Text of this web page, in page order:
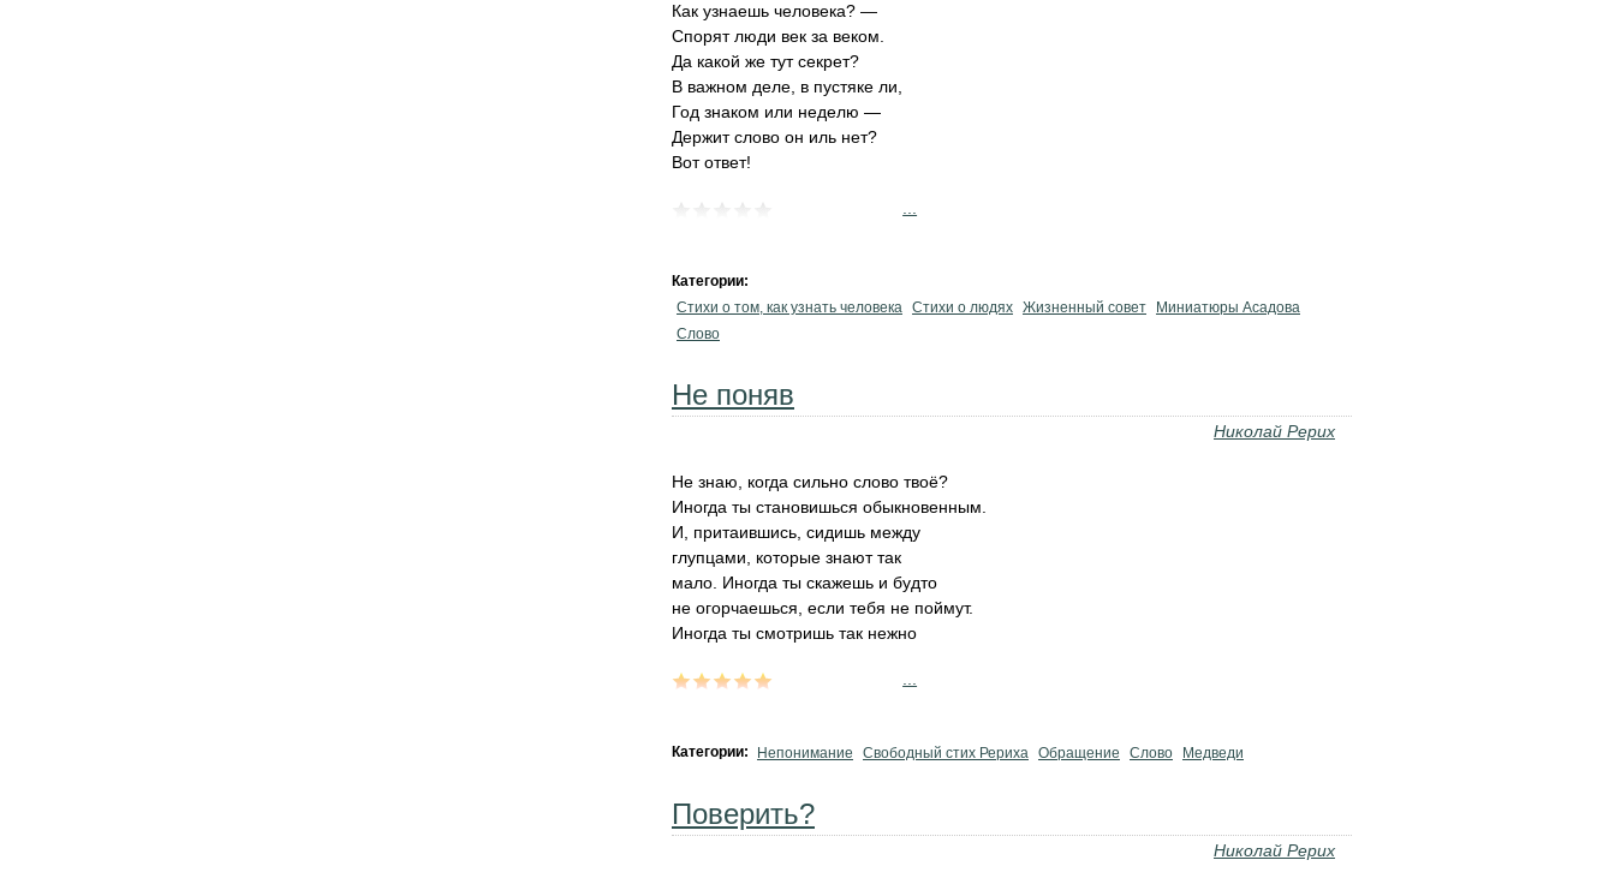
Как узнаешь человека? —
Спорят люди век за веком.
Да какой же тут секрет?
В важном деле, в пустяке ли,
Год знаком или неделю —
Держит слово он иль нет?
Вот ответ!
Категории:
Стихи о том, как узнать человека Стихи о людях Жизненный совет
Миниатюры Асадова
Слово
Не поняв
Николай Рерих
Не знаю, когда сильно слово твоё?
Иногда ты становишься обыкновенным.
И, притаившись, сидишь между
глупцами, которые знают так
мало. Иногда ты скажешь и будто
не огорчаешься, если тебя не поймут.
Иногда ты смотришь так нежно
Категории: Непонимание Свободный стих Рериха Обращение Слово Медведи
Поверить?
Николай Рерих